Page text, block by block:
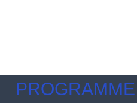
PROGRAMME